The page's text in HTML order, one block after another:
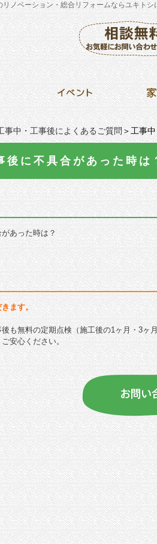
ノベーション・総合リフォームならユキト
事中・工事後によくあるご質問＞工事
後に不具合があった時は
あった時は？
ます。
も無料の定期点検（施工後の1ヶ月・3ヶ
安心ください。